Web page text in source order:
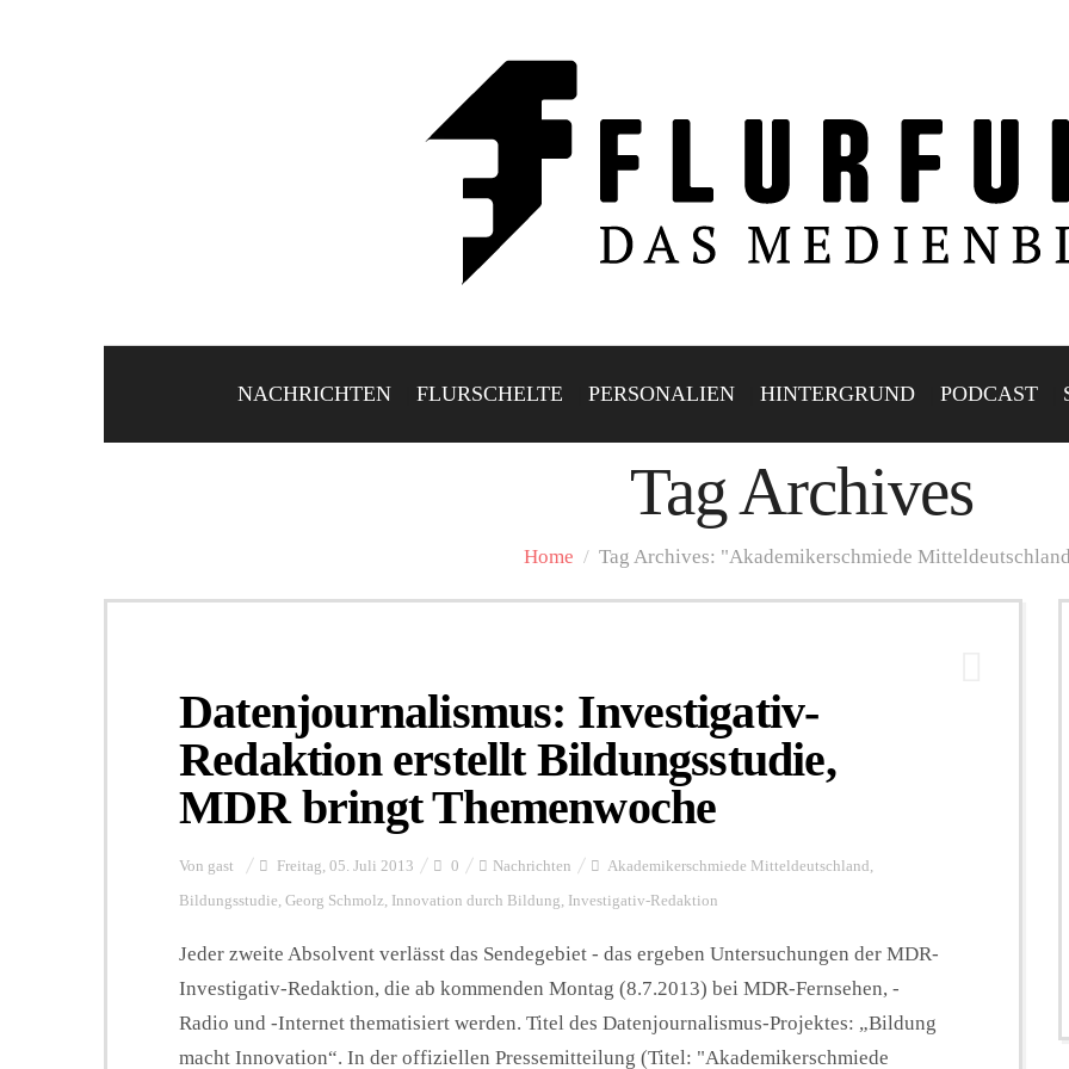
NACHRICHTEN FLURSCHELTE PERSONALIEN HINTERGRUND PODCAST
Tag Archives
Home / Tag Archives: "Akademikerschmiede
Datenjournalismus: Investigativ-
Redaktion erstellt Bildungsstudie,
MDR bringt Themenwoche
Von gast Freitag, 05. Juli 2013 0 Nachrichten Akademikerschmiede Mitteldeutschland ,
Bildungsstudie, Georg Schmolz, Innovation durch Bildung, Investigativ-Redaktion
Jeder zweite Absolvent verlässt das Sendegebiet - das ergeben Untersuchungen der MDR-
Investigativ-Redaktion, die ab kommenden Montag (8.7.2013) bei MDR-Fernsehen, -
Radio und -Internet thematisiert werden. Titel des Datenjournalismus-Projektes: „Bildung
macht Innovation“. In der offiziellen Pressemitteilung (Titel: "Akademikerschmiede